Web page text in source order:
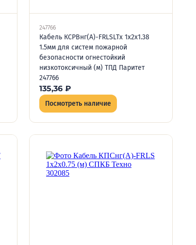
247766
Кабель КСРВнг(А)-FRLSLTx 1х2х1.38
1.5мм для систем пожарной
безопасности огнестойкий
низкотоксичный (м) ТПД Паритет
247766
135,36 ₽
Посмотреть наличие